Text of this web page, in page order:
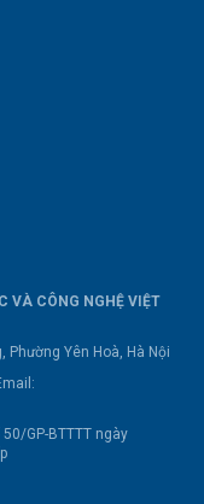
VÀ CÔNG NGHỆ VIỆT
Yên Hoà, Hà Nội
GP-BTTTT ngày